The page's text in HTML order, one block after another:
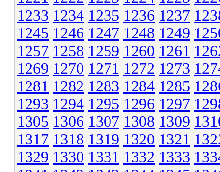
1233 1234 1235 1236 1237
1245 1246 1247 1248 1249
1257 1258 1259 1260 1261
1269 1270 1271 1272 1273
1281 1282 1283 1284 1285
1293 1294 1295 1296 1297
1305 1306 1307 1308 1309
1317 1318 1319 1320 1321
1329 1330 1331 1332 1333